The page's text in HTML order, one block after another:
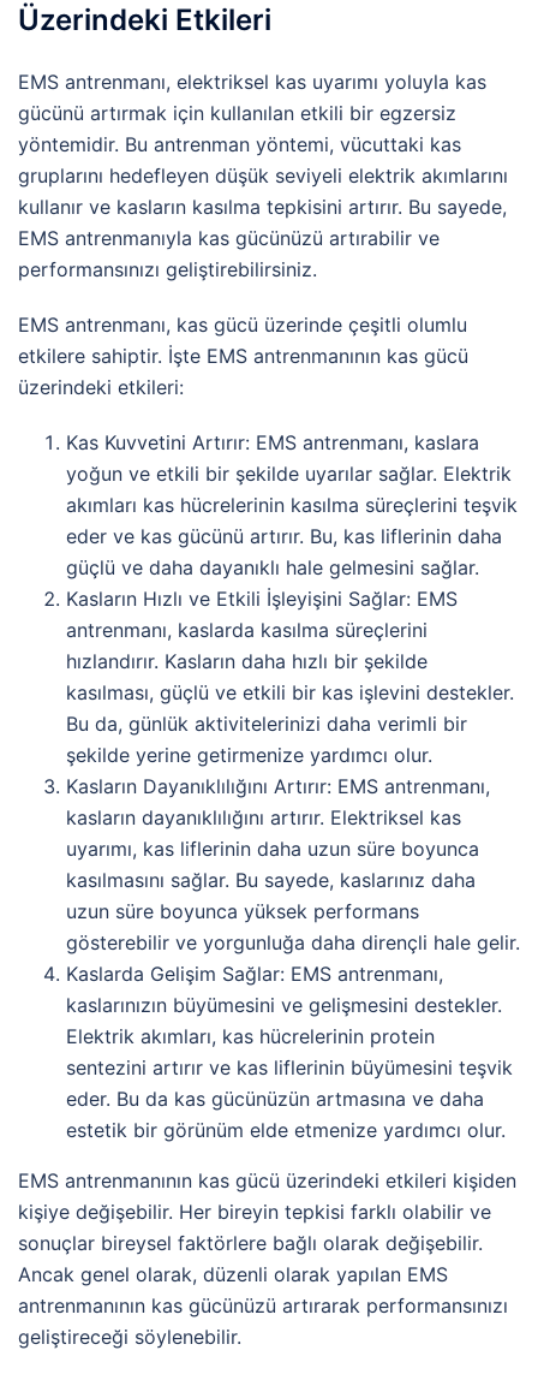
Üzerindeki Etkileri
EMS antrenmanı, elektriksel kas uyarımı yoluyla kas
gücünü artırmak için kullanılan etkili bir egzersiz
yöntemidir. Bu antrenman yöntemi, vücuttaki kas
gruplarını hedefleyen düşük seviyeli elektrik akımlarını
kullanır ve kasların kasılma tepkisini artırır. Bu sayede,
EMS antrenmanıyla kas gücünüzü artırabilir ve
performansınızı geliştirebilirsiniz.
EMS antrenmanı, kas gücü üzerinde çeşitli olumlu
etkilere sahiptir. İşte EMS antrenmanının kas gücü
üzerindeki etkileri:
Kas Kuvvetini Artırır: EMS antrenmanı, kaslara
yoğun ve etkili bir şekilde uyarılar sağlar. Elektrik
akımları kas hücrelerinin kasılma süreçlerini teşvik
eder ve kas gücünü artırır. Bu, kas liflerinin daha
güçlü ve daha dayanıklı hale gelmesini sağlar.
Kasların Hızlı ve Etkili İşleyişini Sağlar: EMS
antrenmanı, kaslarda kasılma süreçlerini
hızlandırır. Kasların daha hızlı bir şekilde
kasılması, güçlü ve etkili bir kas işlevini destekler.
Bu da, günlük aktivitelerinizi daha verimli bir
şekilde yerine getirmenize yardımcı olur.
Kasların Dayanıklılığını Artırır: EMS antrenmanı,
kasların dayanıklılığını artırır. Elektriksel kas
uyarımı, kas liflerinin daha uzun süre boyunca
kasılmasını sağlar. Bu sayede, kaslarınız daha
uzun süre boyunca yüksek performans
gösterebilir ve yorgunluğa daha dirençli hale gelir.
Kaslarda Gelişim Sağlar: EMS antrenmanı,
kaslarınızın büyümesini ve gelişmesini destekler.
Elektrik akımları, kas hücrelerinin protein
sentezini artırır ve kas liflerinin büyümesini teşvik
eder. Bu da kas gücünüzün artmasına ve daha
estetik bir görünüm elde etmenize yardımcı olur.
EMS antrenmanının kas gücü üzerindeki etkileri kişiden
kişiye değişebilir. Her bireyin tepkisi farklı olabilir ve
sonuçlar bireysel faktörlere bağlı olarak değişebilir.
Ancak genel olarak, düzenli olarak yapılan EMS
antrenmanının kas gücünüzü artırarak performansınızı
geliştireceği söylenebilir.